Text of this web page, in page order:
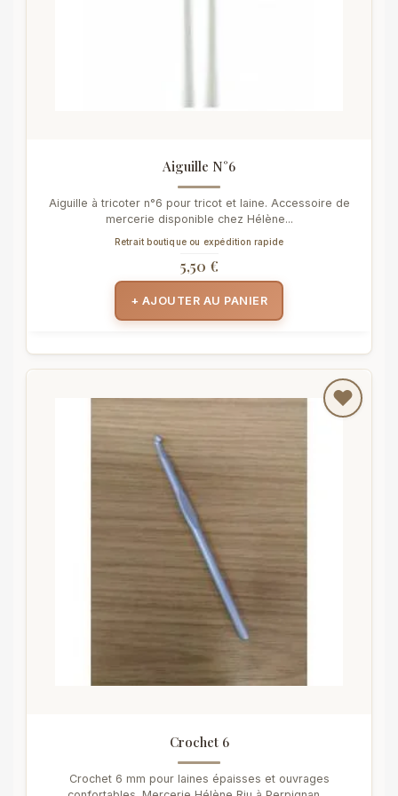
Aiguille N°6
Aiguille à tricoter n°6 pour tricot et laine. Accessoire de
mercerie disponible chez Hélène...
Retrait boutique ou expédition rapide
5,50 €
+ AJOUTER AU PANIER
Crochet 6
Crochet 6 mm pour laines épaisses et ouvrages